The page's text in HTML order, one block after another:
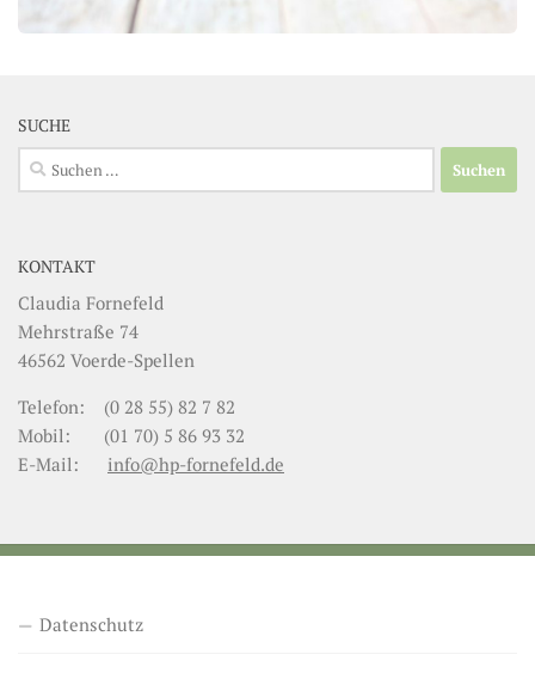
SUCHE
Suchen
nach:
KONTAKT
Claudia Fornefeld
Mehrstraße 74
46562 Voerde-Spellen
Telefon: (0 28 55) 82 7 82
Mobil: (01 70) 5 86 93 32
E-Mail: info@hp-fornefeld.de
Datenschutz